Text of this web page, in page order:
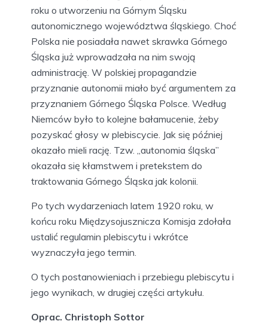
roku o utworzeniu na Górnym Śląsku
autonomicznego województwa śląskiego. Choć
Polska nie posiadała nawet skrawka Górnego
Śląska już wprowadzała na nim swoją
administrację. W polskiej propagandzie
przyznanie autonomii miało być argumentem za
przyznaniem Górnego Śląska Polsce. Według
Niemców było to kolejne bałamucenie, żeby
pozyskać głosy w plebiscycie. Jak się później
okazało mieli rację. Tzw. „autonomia śląska”
okazała się kłamstwem i pretekstem do
traktowania Górnego Śląska jak kolonii.
Po tych wydarzeniach latem 1920 roku, w
końcu roku Międzysojusznicza Komisja zdołała
ustalić regulamin plebiscytu i wkrótce
wyznaczyła jego termin.
O tych postanowieniach i przebiegu plebiscytu i
jego wynikach, w drugiej części artykułu.
Oprac. Christoph Sottor